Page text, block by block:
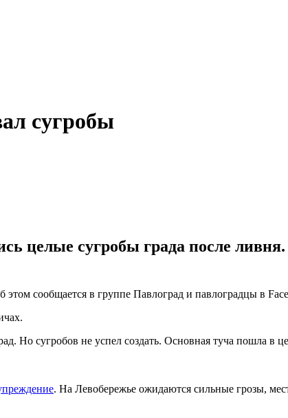
сугробы
целые сугробы града после
сообщается в группе Павлоград и павлоградцы в
Но сугробов не успел создать. Основная туча пошла
. На Левобережье ожидаются сильные грозы,